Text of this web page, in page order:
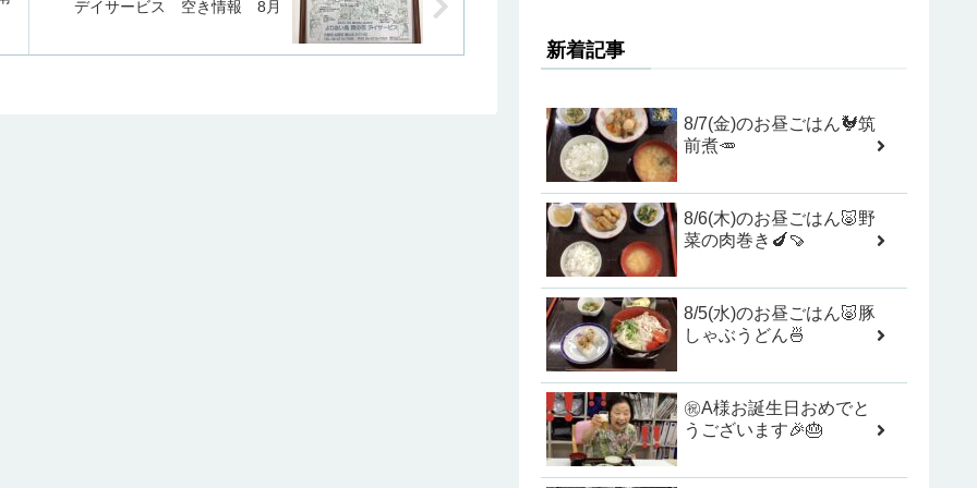
デイサービス 空き情報 8月
新着記事
8/7(金)のお昼ごはん🐓筑
前煮🥕
8/6(木)のお昼ごはん🐷野
菜の肉巻き🍆🍠
8/5(水)のお昼ごはん🐷豚
しゃぶうどん🍜
㊗️A様お誕生日おめでと
うございます🎉🎂